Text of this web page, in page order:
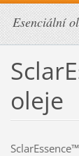
Esenciální
oleje